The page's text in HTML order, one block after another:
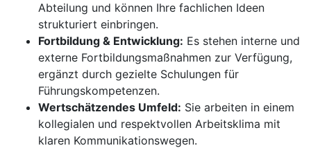
Abteilung und können Ihre fachlichen Ideen
strukturiert einbringen.
Fortbildung & Entwicklung: Es stehen interne und
externe Fortbildungsmaßnahmen zur Verfügung,
ergänzt durch gezielte Schulungen für
Führungskompetenzen.
Wertschätzendes Umfeld: Sie arbeiten in einem
kollegialen und respektvollen Arbeitsklima mit
klaren Kommunikationswegen.